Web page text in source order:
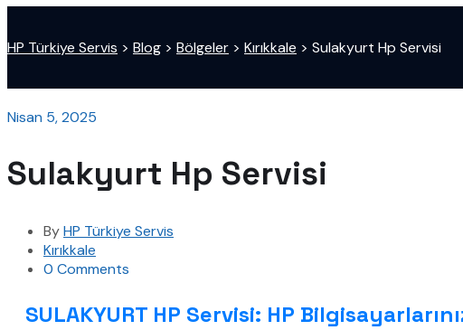
HP Türkiye Servis > Blog > Bölgeler > Kırıkkale > Sulakyurt Hp Servisi
Nisan 5, 2025
Sulakyurt Hp Servisi
ByHP Türkiye Servis
Kırıkkale
0 Comments
SULAKYURT HP Servisi: HP